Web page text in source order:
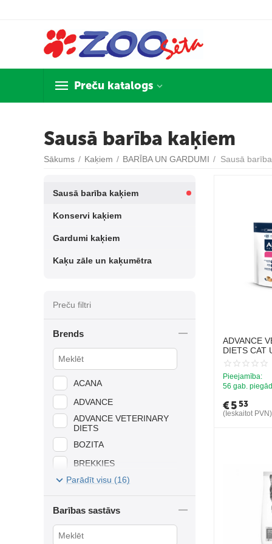
Preču katalogs
Sausā barība kaķiem
Sākums / Kaķiem / BARĪBA UN GARDUMI / Sausā
ADVANCE
DIETS CAT
KAĶIEM
Pieejamība:
56 gab.
€553
(Ieskaitot PVN)
Sausā barība kaķiem
Konservi kaķiem
Gardumi kaķiem
Kaķu zāle un kaķumētra
Preču filtri
Brends
ACANA
ADVANCE
ADVANCE VETERINARY
DIETS
BOZITA
BREKKIES
HILL'S
LEONARDO
Parādīt visu (16)
Barības sastāvs